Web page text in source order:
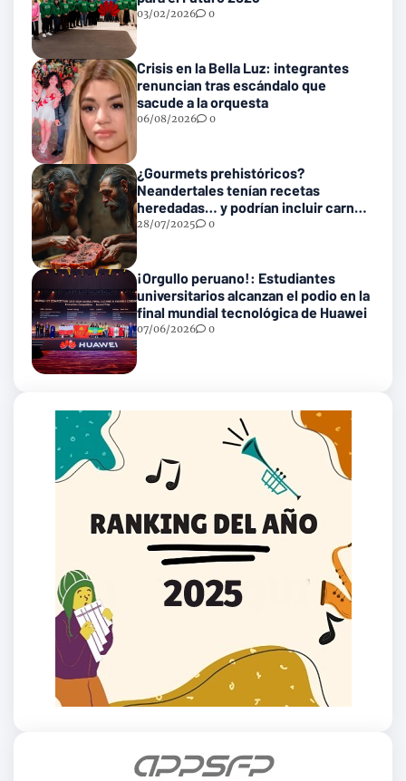
03/02/2026 0
Crisis en la Bella Luz: integrantes
renuncian tras escándalo que
sacude a la orquesta
06/08/2026 0
¿Gourmets prehistóricos?
Neandertales tenían recetas
heredadas… y podrían incluir carne
con gusanos
28/07/2025 0
¡Orgullo peruano!: Estudiantes
universitarios alcanzan el podio en la
final mundial tecnológica de Huawei
07/06/2026 0